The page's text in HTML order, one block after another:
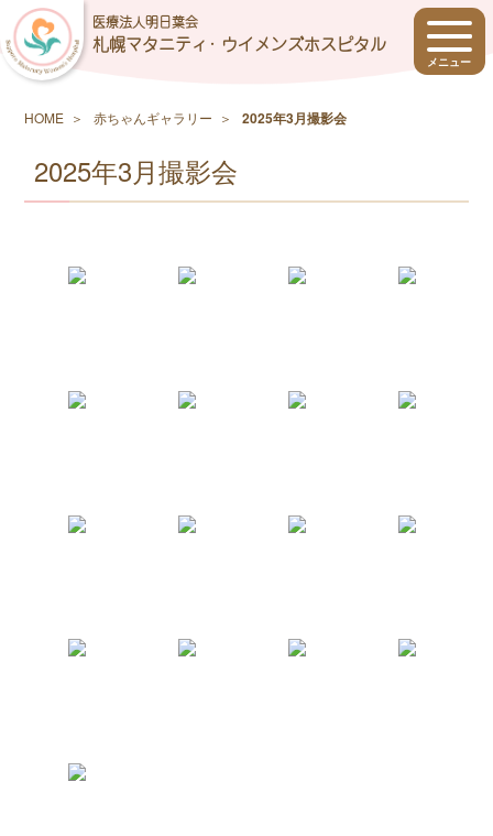
医療法人明日葉会
札幌マタニティ･ ウイメンズホスピタル
HOME 赤ちゃんギャラリー 2025年3月撮影会
2025年3月撮影会